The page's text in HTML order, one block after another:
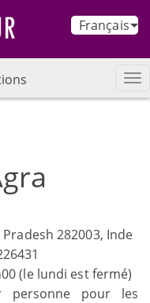
Français
282003, Inde
(le lundi est fermé)
personne pour les